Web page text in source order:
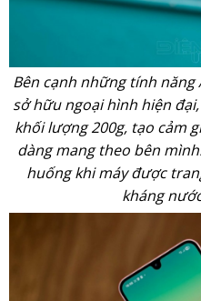
Bên cạnh những tính năng
sở hữu ngoại hình hiện
khối lượng 200g, tạo cảm
dàng mang theo bên
huống khi máy được
kháng